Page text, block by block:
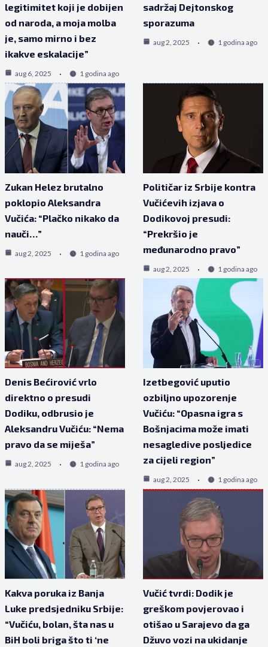
legitimitet koji je dobijen
od naroda, a moja molba
je, samo mirno i bez
ikakve eskalacije”
aug 6, 2025 1 godina ago
sadržaj Dejtonskog
sporazuma
aug 2, 2025 1 godina ago
Zukan Helez brutalno
poklopio Aleksandra
Vučića: “Plačko nikako da
nauči…”
aug 2, 2025 1 godina ago
Političar iz Srbije kontra
Vučićevih izjava o
Dodikovoj presudi:
“Prekršio je
međunarodno pravo”
aug 2, 2025 1 godina ago
Denis Bećirović vrlo
direktno o presudi
Dodiku, odbrusio je
Aleksandru Vučiću: “Nema
pravo da se miješa”
aug 2, 2025 1 godina ago
Izetbegović uputio
ozbiljno upozorenje
Vučiću: “Opasna igra s
Bošnjacima može imati
nesagledive posljedice
za cijeli region”
aug 2, 2025 1 godina ago
Kakva poruka iz Banja
Luke predsjedniku Srbije:
“Vučiću, bolan, šta nas u
BiH boli briga što ti ‘ne
Vučić tvrdi: Dodik je
greškom povjerovao i
otišao u Sarajevo da ga
Džuvo vozi na ukidanje